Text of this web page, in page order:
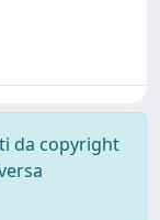
da copyright